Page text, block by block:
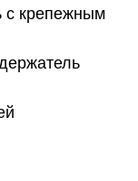
с крепежным